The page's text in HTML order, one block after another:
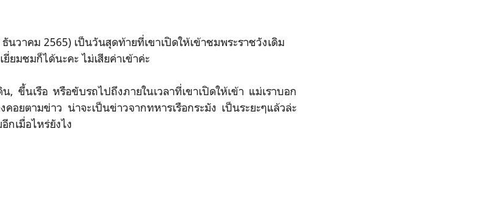
าคม 2565) เป็นวันสุดท้ายที่เขาเปิดให้เข้าชมพระราชวังเดิม
ยมชมก็ได้นะคะ ไม่เสียค่าเข้าค่ะ
นเรือ หรือขับรถไปถึงภายในเวลาที่เขาเปิดให้เข้า แม่เราบอก
ยตามข่าว น่าจะเป็นข่าวจากทหารเรือกระมัง เป็นระยะๆแล้วล่ะ
กเมื่อไหร่ยังไง